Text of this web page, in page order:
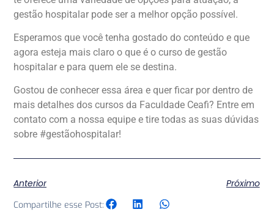
gestão hospitalar pode ser a melhor opção possível.
Esperamos que você tenha gostado do conteúdo e que
agora esteja mais claro o que é o curso de gestão
hospitalar e para quem ele se destina.
Gostou de conhecer essa área e quer ficar por dentro de
mais detalhes dos cursos da Faculdade Ceafi? Entre em
contato com a nossa equipe e tire todas as suas dúvidas
sobre #gestãohospitalar!
Anterior Próximo
Compartilhe esse Post: